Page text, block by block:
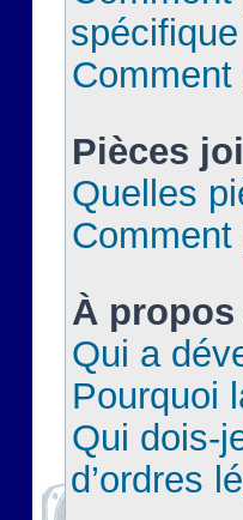
Pièces
Quelles
À propos
Qui a
Pourquoi
Qui dois-
d’ordres